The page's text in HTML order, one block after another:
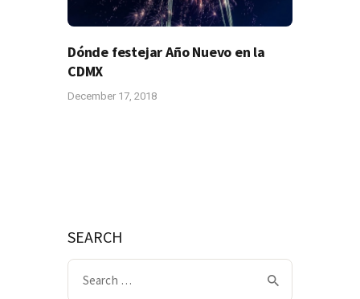
Dónde festejar Año Nuevo en la
CDMX
December 17, 2018
SEARCH
Search
for: